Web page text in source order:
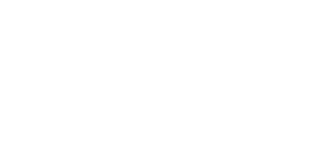
ングの変更など熟成を図り発売！
ンジし発売！